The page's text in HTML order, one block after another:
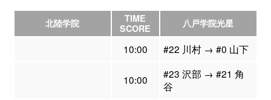
北陸学院
TIME
SCORE
八戸学院光星
10:00 #22 川村 → #0 山下
10:00
#23 沢部 → #21 角
谷